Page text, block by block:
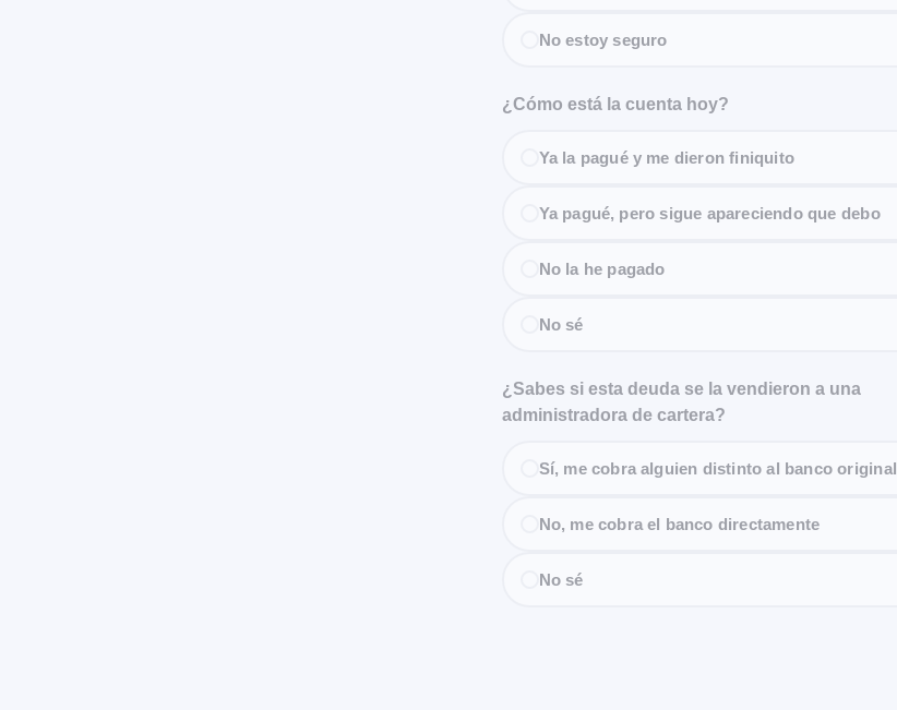
No estoy seguro
¿Cómo está la cuenta hoy?
Ya la pagué y me dieron finiquito
Ya pagué, pero sigue apareciendo que debo
No la he pagado
No sé
¿Sabes si esta deuda se la vendieron a una
administradora de cartera?
Sí, me cobra alguien distinto al banco original
No, me cobra el banco directamente
No sé